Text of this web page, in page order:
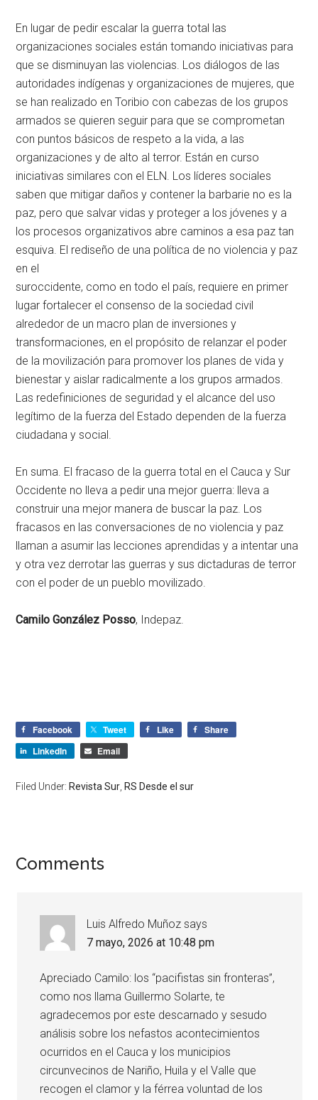
En lugar de pedir escalar la guerra total las
organizaciones sociales están tomando iniciativas para
que se disminuyan las violencias. Los diálogos de las
autoridades indígenas y organizaciones de mujeres, que
se han realizado en Toribio con cabezas de los grupos
armados se quieren seguir para que se comprometan
con puntos básicos de respeto a la vida, a las
organizaciones y de alto al terror. Están en curso
iniciativas similares con el ELN. Los líderes sociales
saben que mitigar daños y contener la barbarie no es la
paz, pero que salvar vidas y proteger a los jóvenes y a
los procesos organizativos abre caminos a esa paz tan
esquiva. El rediseño de una política de no violencia y paz
en el
suroccidente, como en todo el país, requiere en primer
lugar fortalecer el consenso de la sociedad civil
alrededor de un macro plan de inversiones y
transformaciones, en el propósito de relanzar el poder
de la movilización para promover los planes de vida y
bienestar y aislar radicalmente a los grupos armados.
Las redefiniciones de seguridad y el alcance del uso
legítimo de la fuerza del Estado dependen de la fuerza
ciudadana y social.
En suma. El fracaso de la guerra total en el Cauca y Sur
Occidente no lleva a pedir una mejor guerra: lleva a
construir una mejor manera de buscar la paz. Los
fracasos en las conversaciones de no violencia y paz
llaman a asumir las lecciones aprendidas y a intentar una
y otra vez derrotar las guerras y sus dictaduras de terror
con el poder de un pueblo movilizado.
Camilo González Posso, Indepaz.
Facebook Tweet Like
Share
LinkedIn
Email
Filed Under: Revista Sur, RS Desde el sur
Comments
Luis Alfredo Muñoz says
7 mayo, 2026 at 10:48 pm
Apreciado Camilo: los “pacifistas sin fronteras”,
como nos llama Guillermo Solarte, te
agradecemos por este descarnado y sesudo
análisis sobre los nefastos acontecimientos
ocurridos en el Cauca y los municipios
circunvecinos de Nariño, Huila y el Valle que
recogen el clamor y la férrea voluntad de los